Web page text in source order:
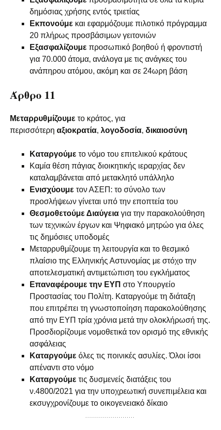
δημόσιας χρήσης εντός τριετίας
Εκπονούμε και εφαρμόζουμε πιλοτικό πρόγραμμα
20 πλήρως προσβάσιμων γειτονιών
Εξασφαλίζουμε προσωπικό βοηθού ή φροντιστή
για 70.000 άτομα, ανάλογα με τις ανάγκες του
ανάπηρου ατόμου, ακόμη και σε 24ωρη βάση
Άρθρο 11
Μεταρρυθμίζουμε το κράτος, για
περισσότερη αξιοκρατία, λογοδοσία, δικαιοσύνη
Καταργούμε το νόμο του επιτελικού κράτους
Καμία θέση πάγιας διοικητικής ιεραρχίας δεν
καταλαμβάνεται από μετακλητό υπάλληλο
Ενισχύουμε τον ΑΣΕΠ: το σύνολο των
προσλήψεων γίνεται υπό την εποπτεία του
Θεσμοθετούμε Διαύγεια για την παρακολούθηση
των τεχνικών έργων και Ψηφιακό μητρώο για όλες
τις δημόσιες υποδομές
Μεταρρυθμίζουμε τη λειτουργία και το θεσμικό
πλαίσιο της Ελληνικής Αστυνομίας με στόχο την
αποτελεσματική αντιμετώπιση του εγκλήματος
Επαναφέρουμε την ΕΥΠ στο Υπουργείο
Προστασίας του Πολίτη. Καταργούμε τη διάταξη
που επιτρέπει τη γνωστοποίηση παρακολούθησης
από την ΕΥΠ τρία χρόνια μετά την ολοκλήρωσή της.
Προσδιορίζουμε νομοθετικά τον ορισμό της εθνικής
ασφάλειας
Καταργούμε όλες τις ποινικές ασυλίες. Όλοι ίσοι
απέναντι στο νόμο
Καταργούμε τις δυσμενείς διατάξεις του
ν.4800/2021 για την υποχρεωτική συνεπιμέλεια και
εκσυγχρονίζουμε το οικογενειακό δίκαιο